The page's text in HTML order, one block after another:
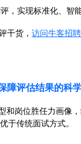
，实现标准化、智
干货， 访问牛客招
障评估结果的科
和岗位胜任力画像
于传统面试方式。